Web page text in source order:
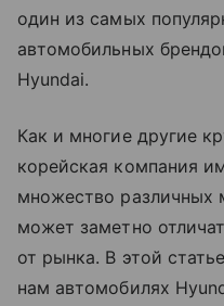
один из самых
автомобильных
Hyundai.
Как и многие другие
корейская компания
множество различных
может заметно
от рынка. В этой
нам автомобилях